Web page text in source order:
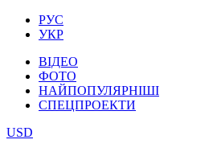
РУС
УКР
ВІДЕО
ФОТО
НАЙПОПУЛЯРНІШІ
СПЕЦПРОЕКТИ
USD